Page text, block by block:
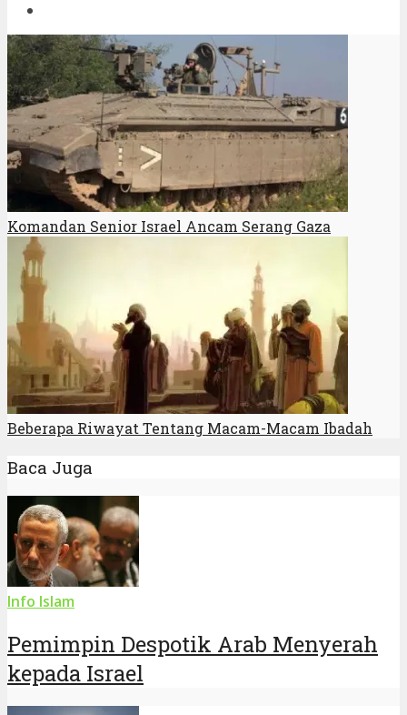
Komandan Senior Israel Ancam Serang Gaza
Beberapa Riwayat Tentang Macam-Macam Ibadah
Baca Juga
Info Islam
Pemimpin Despotik Arab Menyerah
kepada Israel